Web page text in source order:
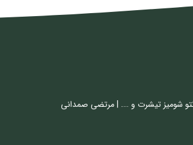
شومیز تیشرت و …. | مرتضی صمدانی